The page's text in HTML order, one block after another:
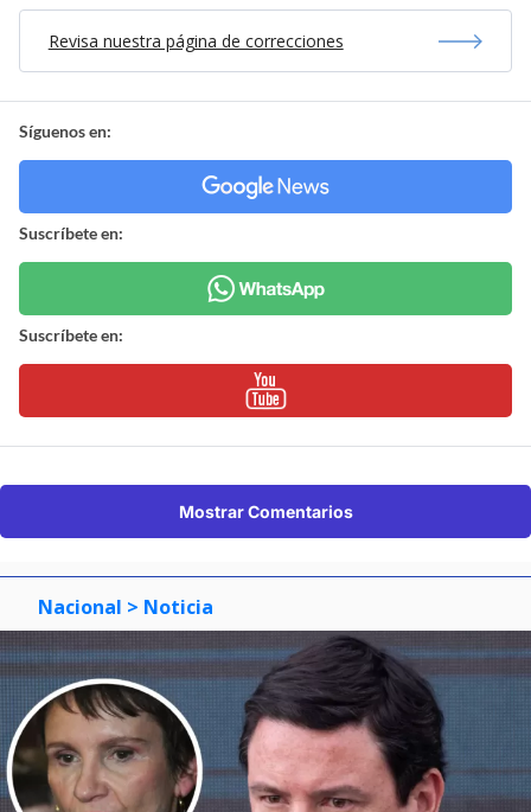
Revisa nuestra página de correcciones
Síguenos en:
Suscríbete en:
Suscríbete en:
Mostrar Comentarios
Nacional > Noticia